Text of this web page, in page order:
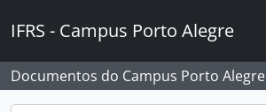
IFRS - Campus Porto Alegre
Documentos do Campus Porto Alegre